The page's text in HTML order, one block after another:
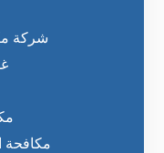
شركة
مكافحة